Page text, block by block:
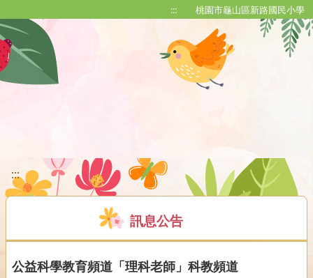
::: 桃園市龜山區新路國民小學
:::
訊息公告
公益科學教育頻道「理科老師」科教頻道